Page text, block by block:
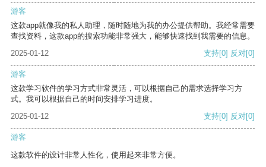
游客
这款app就像我的私人助理，随时随地为我的办公提供帮助。我经常需要
查找资料，这款app的搜索功能非常强大，能够快速找到我需要的信息。
2025-01-12
支持[0] 反对[0]
游客
这款学习软件的学习方式非常灵活，可以根据自己的需求选择学习方
式。我可以根据自己的时间安排学习进度。
2025-01-12
支持[0] 反对[0]
游客
这款软件的设计非常人性化，使用起来非常方便。